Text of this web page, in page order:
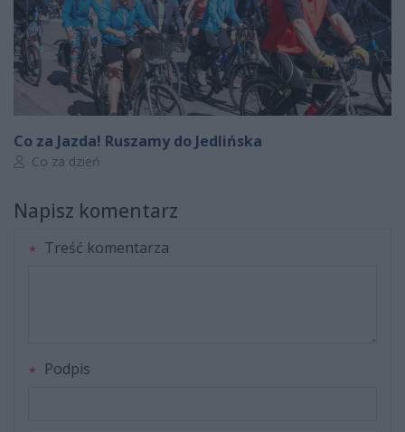
Co za Jazda! Ruszamy do Jedlińska
Autor artykułu:
Co za dzień
Napisz komentarz
Treść komentarza
Podpis